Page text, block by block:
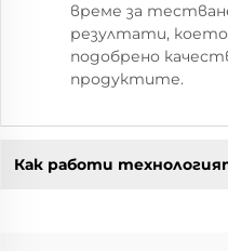
време за
резултати,
подобрено
продуктите.
Как работи